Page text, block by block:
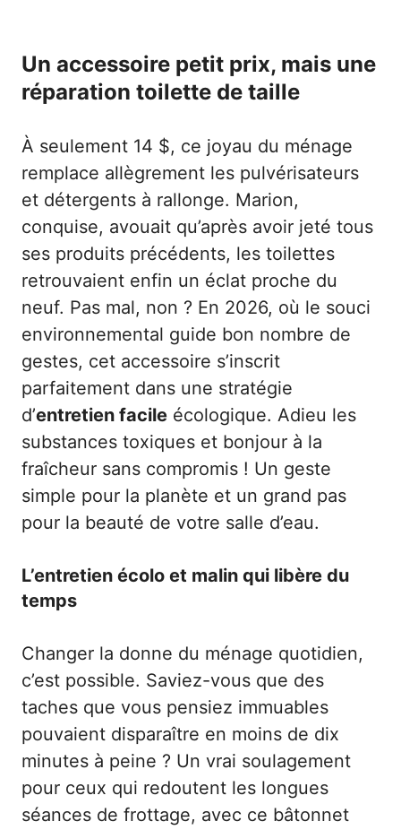
Un accessoire petit prix, mais une
réparation toilette de taille
À seulement 14 $, ce joyau du ménage
remplace allègrement les pulvérisateurs
et détergents à rallonge. Marion,
conquise, avouait qu’après avoir jeté tous
ses produits précédents, les toilettes
retrouvaient enfin un éclat proche du
neuf. Pas mal, non ? En 2026, où le souci
environnemental guide bon nombre de
gestes, cet accessoire s’inscrit
parfaitement dans une stratégie
d’entretien facile écologique. Adieu les
substances toxiques et bonjour à la
fraîcheur sans compromis ! Un geste
simple pour la planète et un grand pas
pour la beauté de votre salle d’eau.
L’entretien écolo et malin qui libère du
temps
Changer la donne du ménage quotidien,
c’est possible. Saviez-vous que des
taches que vous pensiez immuables
pouvaient disparaître en moins de dix
minutes à peine ? Un vrai soulagement
pour ceux qui redoutent les longues
séances de frottage, avec ce bâtonnet